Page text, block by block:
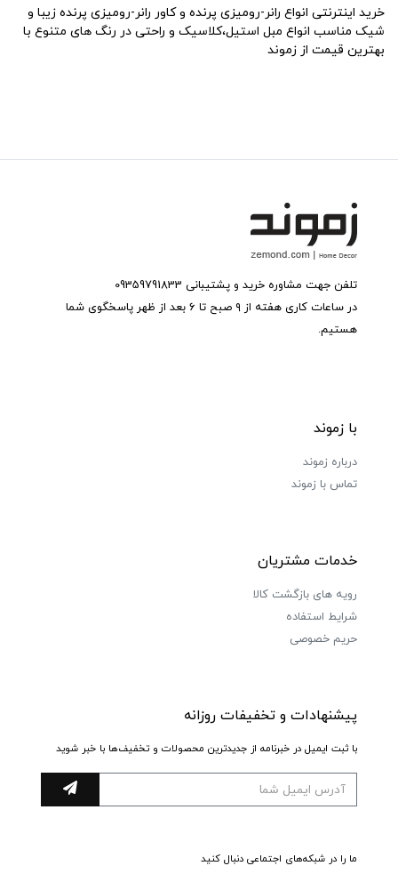
خرید اینترنتی انواع رانر-رومیزی پرنده و کاور رانر-رومیزی پرنده زیبا و
شیک مناسب انواع مبل استیل،کلاسیک و راحتی در رنگ های متنوع با
بهترین قیمت از زموند
تلفن جهت مشاوره خرید و پشتیبانی 09359791833
در ساعات کاری هفته از ۹ صبح تا ۶ بعد از ظهر پاسخگوی شما
هستیم.
با زموند
درباره زموند
تماس با زموند
خدمات مشتریان
رویه های بازگشت کالا
شرایط استفاده
حریم خصوصی
پیشنهادات و تخفیفات روزانه
با ثبت ایمیل در خبرنامه از جدیدترین محصولات و تخفیف‌ها با خبر شوید
ما را در شبکه‌های اجتماعی دنبال کنید